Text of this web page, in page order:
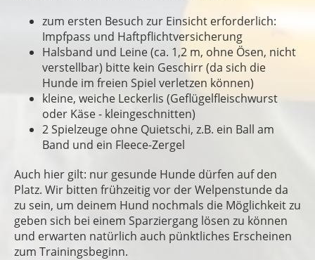
zum ersten Besuch zur Einsicht erforderlich:
Impfpass und Haftpflichtversicherung
Halsband und Leine (ca. 1,2 m, ohne Ösen, nicht
verstellbar) bitte kein Geschirr (da sich die
Hunde im freien Spiel verletzen können)
kleine, weiche Leckerlis (Geflügelfleischwurst
oder Käse - kleingeschnitten)
2 Spielzeuge ohne Quietschi, z.B. ein Ball am
Band und ein Fleece-Zergel
Auch hier gilt: nur gesunde Hunde dürfen auf den
Platz. Wir bitten frühzeitig vor der Welpenstunde da
zu sein, um deinem Hund nochmals die Möglichkeit zu
geben sich bei einem Sparziergang lösen zu können
und erwarten natürlich auch pünktliches Erscheinen
zum Trainingsbeginn.